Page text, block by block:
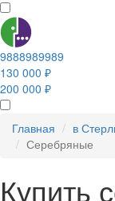
9888989989
130 000 ₽
200 000 ₽
Главная в
Серебряные
Купить